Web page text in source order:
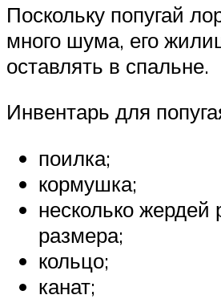
Поскольку попугай
много шума, его
оставлять в спальне.
Инвентарь для
поилка;
кормушка;
несколько жердей
размера;
кольцо;
канат;